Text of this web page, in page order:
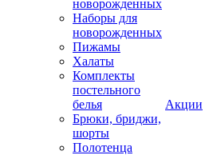
новорожденных
Наборы для
новорожденных
Пижамы
Халаты
Комплекты
постельного
белья
Брюки, бриджи,
шорты
Полотенца
Акции